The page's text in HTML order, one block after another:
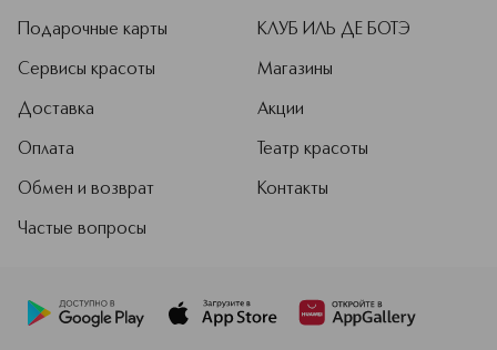
Подарочные карты
Сервисы красоты
Доставка
Оплата
Обмен и возврат
Частые вопросы
КЛУБ ИЛЬ ДЕ БОТЭ
Магазины
Акции
Театр красоты
Контакты